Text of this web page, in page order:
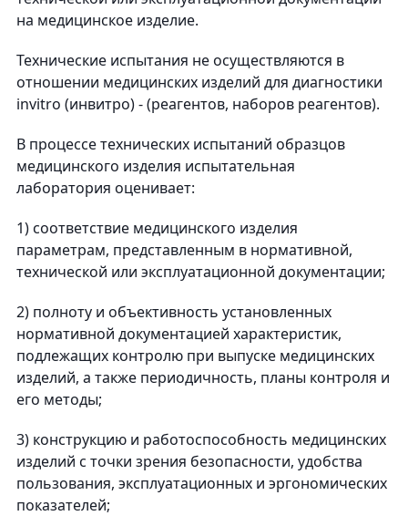
на медицинское изделие.
Технические испытания не осуществляются в
отношении медицинских изделий для диагностики
invitro (инвитро) - (реагентов, наборов реагентов).
В процессе технических испытаний образцов
медицинского изделия испытательная
лаборатория оценивает:
1) соответствие медицинского изделия
параметрам, представленным в нормативной,
технической или эксплуатационной документации;
2) полноту и объективность установленных
нормативной документацией характеристик,
подлежащих контролю при выпуске медицинских
изделий, а также периодичность, планы контроля и
его методы;
3) конструкцию и работоспособность медицинских
изделий с точки зрения безопасности, удобства
пользования, эксплуатационных и эргономических
показателей;